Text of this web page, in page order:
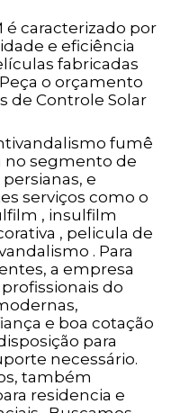
caracterizado por
e eficiência
fabricadas
o orçamento
de Controle Solar
fumê
no segmento de
e
serviços como o
, insulfilm
, pelicula de
. Para
a empresa
do
e boa cotação
para
necessário.
também
residencia e